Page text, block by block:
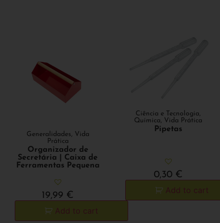
Generalidades, Vida
Prática
Organizador de
Secretária | Caixa de
Ferramentas Pequena
19,99 €
Add to cart
Ciência e Tecnologia,
Química, Vida Prática
Pipetas
0,30 €
Add to cart